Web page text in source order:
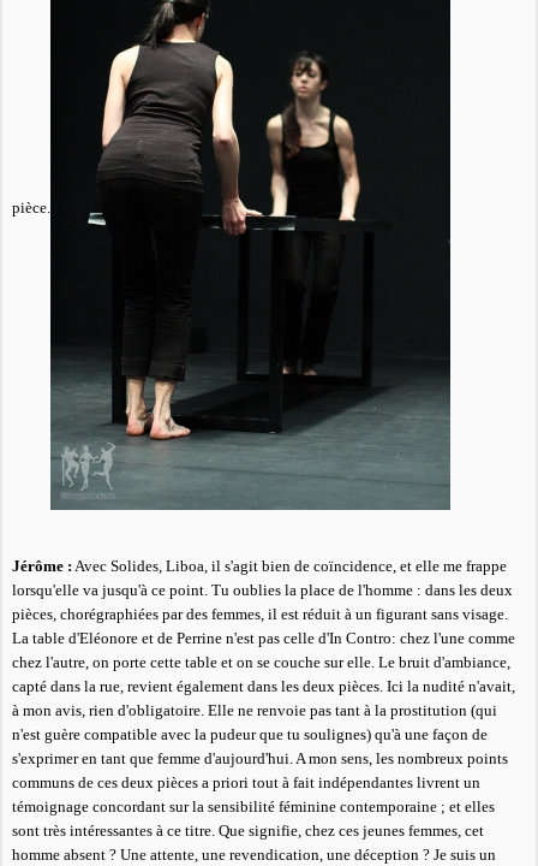
pièce.
Jérôme : Avec Solides, Liboa, il s'agit bien de coïncidence, et elle me frappe
lorsqu'elle va jusqu'à ce point. Tu oublies la place de l'homme : dans les deux
pièces, chorégraphiées par des femmes, il est réduit à un figurant sans visage.
La table d'Eléonore et de Perrine n'est pas celle d'In Contro: chez l'une comme
chez l'autre, on porte cette table et on se couche sur elle. Le bruit d'ambiance,
capté dans la rue, revient également dans les deux pièces. Ici la nudité n'avait,
à mon avis, rien d'obligatoire. Elle ne renvoie pas tant à la prostitution (qui
n'est guère compatible avec la pudeur que tu soulignes) qu'à une façon de
s'exprimer en tant que femme d'aujourd'hui. A mon sens, les nombreux points
communs de ces deux pièces a priori tout à fait indépendantes livrent un
témoignage concordant sur la sensibilité féminine contemporaine ; et elles
sont très intéressantes à ce titre. Que signifie, chez ces jeunes femmes, cet
homme absent ? Une attente, une revendication, une déception ? Je suis un